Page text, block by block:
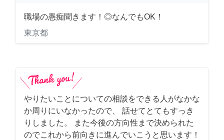
職場の愚痴聞きます！◎なんでもOK！
東京都
やりたいことについての相談をできる人がなかな
か周りにいなかったので、 話せてとてもすっき
りしました。 また今後の方向性まで決められた
のでこれから前向きに進んでいこうと思います！